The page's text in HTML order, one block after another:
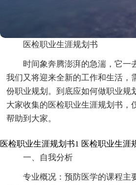
医检职业生涯规划书
时间象奔腾澎湃的急湍，它一
我们又将迎来全新的工作和生活，
份职业规划。到底应如何做职业规
大家收集的医检职业生涯规划书，
帮助到大家。
医检职业生涯规划书1
一、自我分析
专业概况：预防医学的课程主
医检职业生涯